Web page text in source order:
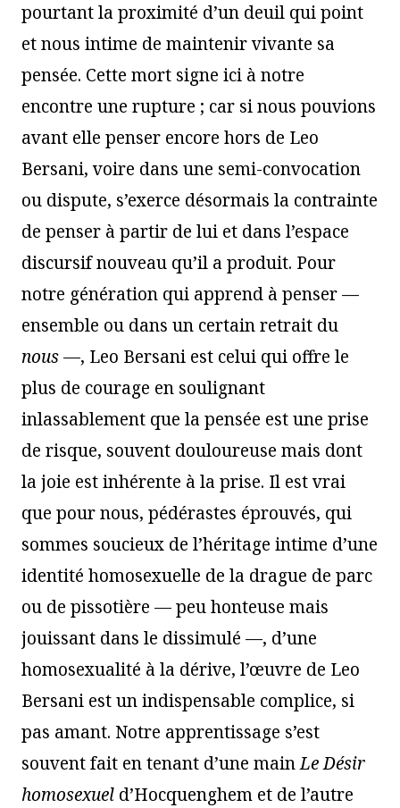
pourtant la proximité d’un deuil qui point
et nous intime de maintenir vivante sa
pensée. Cette mort signe ici à notre
encontre une rupture ; car si nous pouvions
avant elle penser encore hors de Leo
Bersani, voire dans une semi-convocation
ou dispute, s’exerce désormais la contrainte
de penser à partir de lui et dans l’espace
discursif nouveau qu’il a produit. Pour
notre génération qui apprend à penser —
ensemble ou dans un certain retrait du
nous—, Leo Bersani est celui qui offre le
plus de courage en soulignant
inlassablement que la pensée est une prise
de risque, souvent douloureuse mais dont
la joie est inhérente à la prise. Il est vrai
que pour nous, pédérastes éprouvés, qui
sommes soucieux de l’héritage intime d’une
identité homosexuelle de la drague de parc
ou de pissotière — peu honteuse mais
jouissant dans le dissimulé —, d’une
homosexualité à la dérive, l’œuvre de Leo
Bersani est un indispensable complice, si
pas amant. Notre apprentissage s’est
souvent fait en tenant d’une mainLe Désir
homosexuel d’Hocquenghem et de l’autre